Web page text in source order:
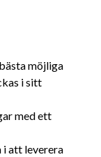
möjliga
i sitt
med ett
i att leverera